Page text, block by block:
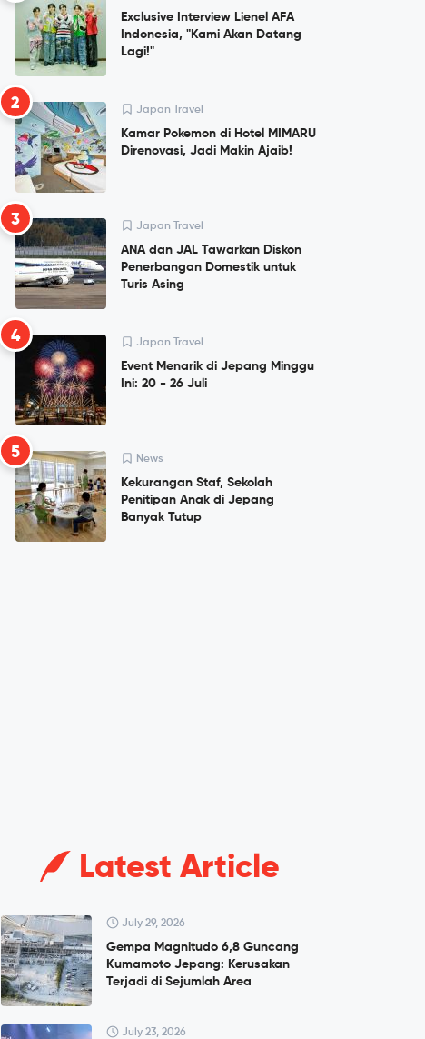
Exclusive Interview Lienel AFA
Indonesia, "Kami Akan Datang
Lagi!"
2 Japan Travel
Kamar Pokemon di Hotel MIMARU
Direnovasi, Jadi Makin Ajaib!
3 Japan Travel
ANA dan JAL Tawarkan Diskon
Penerbangan Domestik untuk
Turis Asing
4 Japan Travel
Event Menarik di Jepang Minggu
Ini: 20 - 26 Juli
5 News
Kekurangan Staf, Sekolah
Penitipan Anak di Jepang
Banyak Tutup
Latest Article
July 29, 2026
Gempa Magnitudo 6,8 Guncang
Kumamoto Jepang: Kerusakan
Terjadi di Sejumlah Area
July 23, 2026